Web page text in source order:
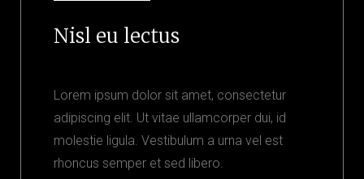
Nisl eu lectus
Lorem ipsum dolor sit amet, consectetur
adipiscing elit. Ut vitae ullamcorper dui, id
molestie ligula. Vestibulum a urna vel est
rhoncus semper et sed libero.